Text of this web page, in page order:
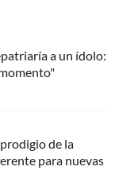
a un ídolo:
de la
para nuevas